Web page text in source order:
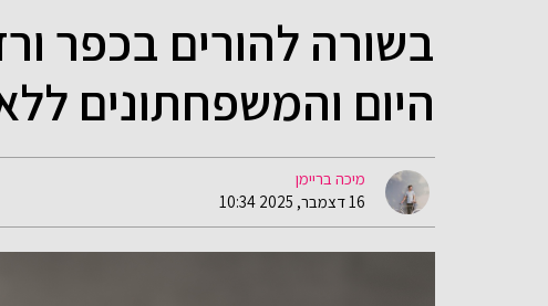
בשורה להורים בכפר
היום והמשפחתונים
מיכה בריימן
16 דצמבר, 2025 10:34